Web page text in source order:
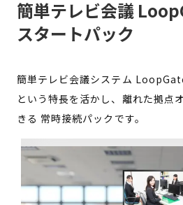
簡単テレビ会議
スタートパック
簡単テレビ会議システム
という特長を活かし、離れた拠点
きる 常時接続パックです。